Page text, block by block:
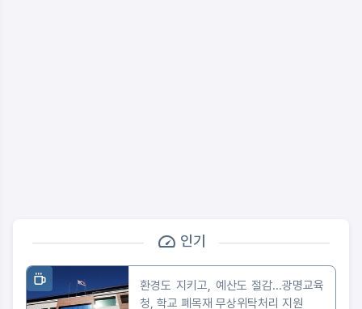
인기
환경도 지키고, 예산도 절감...광명교육
청, 학교 폐목재 무상위탁처리 지원